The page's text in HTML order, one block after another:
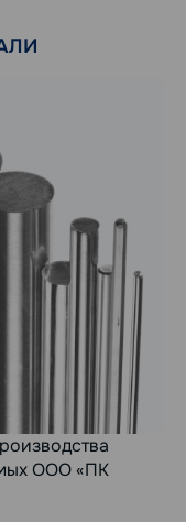
ООО «ПК